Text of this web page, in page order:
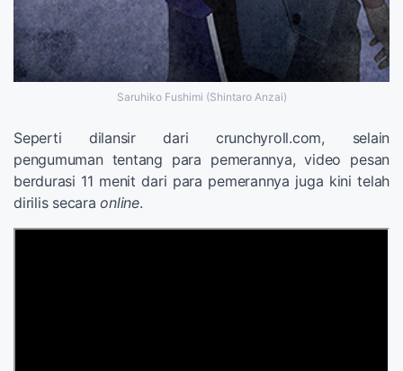
Saruhiko Fushimi (Shintaro Anzai)
Seperti dilansir dari crunchyroll.com, selain
pengumuman tentang para pemerannya, video pesan
berdurasi 11 menit dari para pemerannya juga kini telah
dirilis secaraonline.